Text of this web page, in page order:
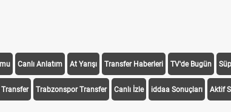
Canlı Anlatım At Yarışı Transfer Haberleri TV'de Bugün
Transfer Trabzonspor Transfer Canlı İzle iddaa Sonuçları Aktif